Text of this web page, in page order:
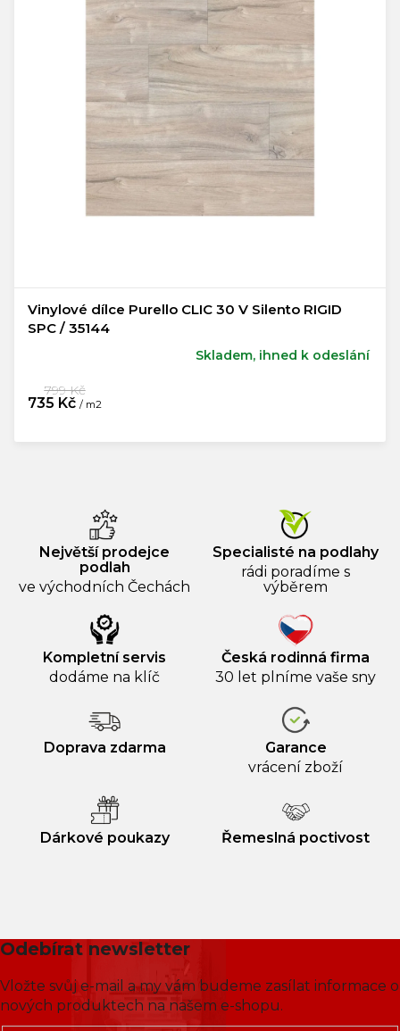
Vinylové dílce Purello CLIC 30 V Silento RIGID
SPC / 35144
799 Kč
735 Kč / m2
Skladem, ihned k odeslání
Největší prodejce
podlah
ve východních Čechách
Specialisté na podlahy
rádi poradíme s
výběrem
Kompletní servis
dodáme na klíč
Česká rodinná firma
30 let plníme vaše sny
Doprava zdarma
Garance
vrácení zboží
Dárkové poukazy Řemeslná poctivost
Odebírat newsletter
Vložte svůj e-mail a my vám budeme zasílat informace o
nových produktech na našem e-shopu.